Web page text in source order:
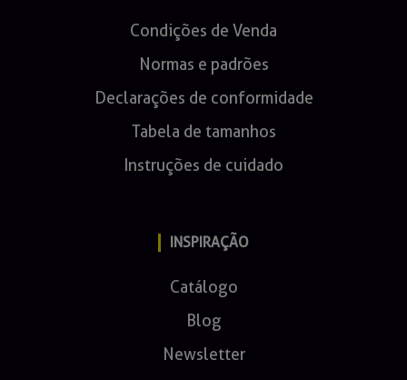
Condições de Venda
Normas e padrões
Declarações de conformidade
Tabela de tamanhos
Instruções de cuidado
INSPIRAÇÃO
Catálogo
Blog
Newsletter